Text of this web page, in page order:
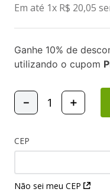
Em até 1x R$ 20,05
Ganhe 10% de
utilizando o cupom
＋
－
CEP
Não sei meu CEP